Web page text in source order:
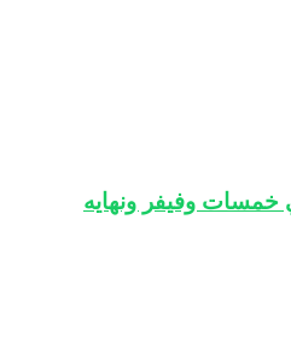
خمسات وفيفر ونهايه